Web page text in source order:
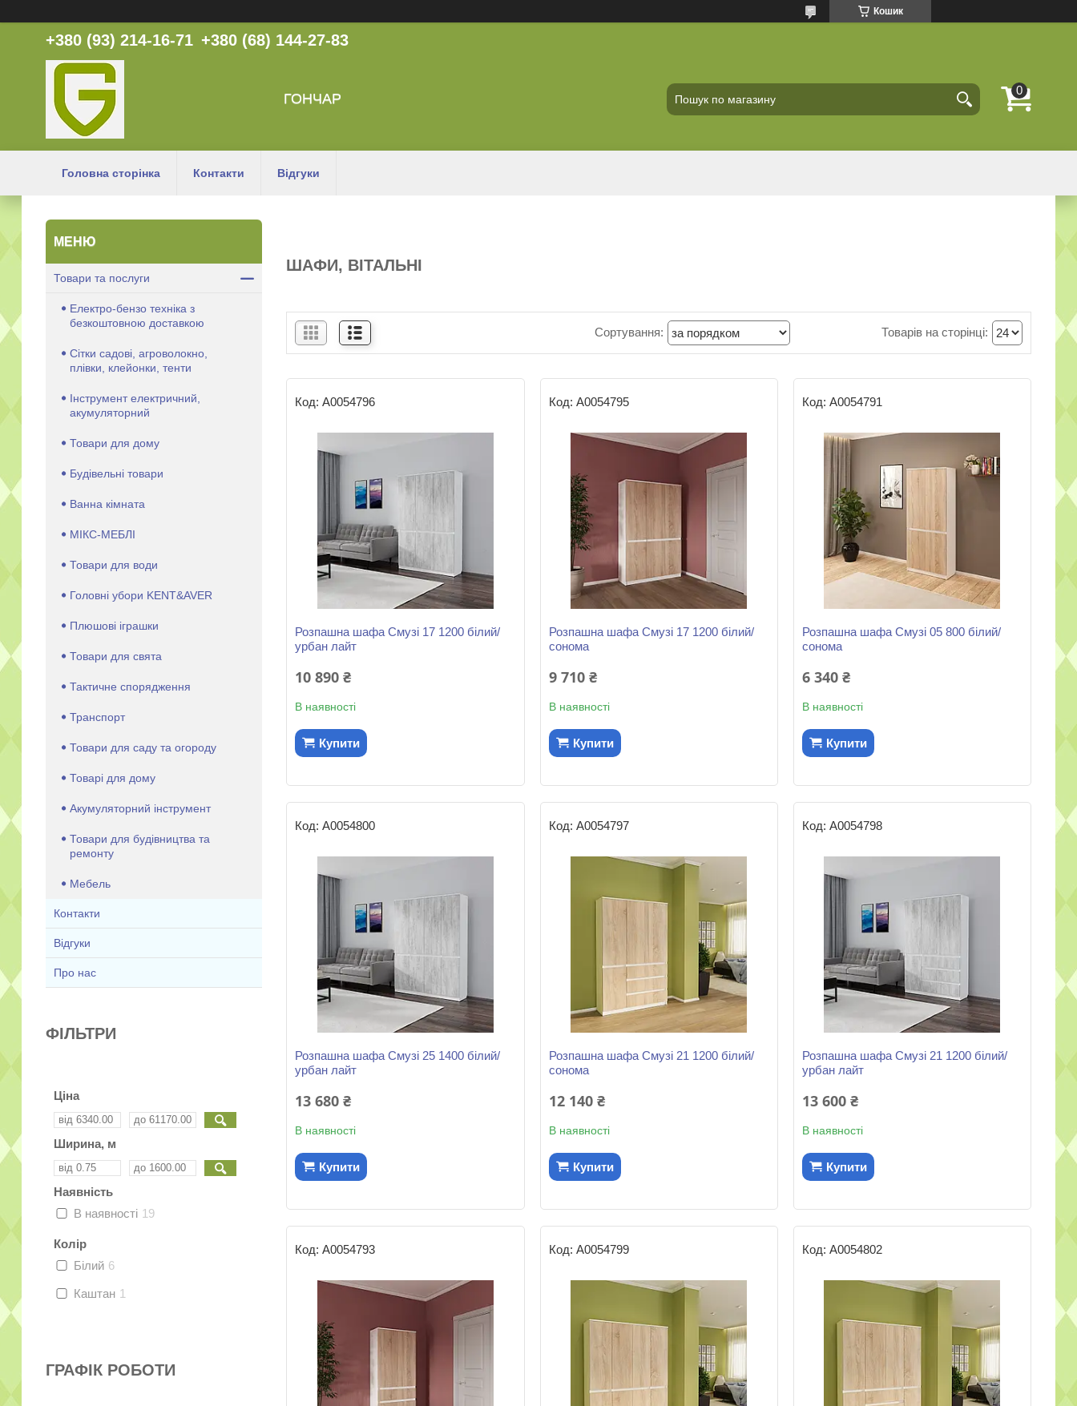
Кошик
+380 (93) 214-16-71 +380 (68) 144-27-83
ГОНЧАР
Головна сторінка Контакти Відгуки
ШАФИ, ВІТАЛЬНІ
А0054796
Розпашна шафа Смузі 17 1200 білий/
урбан лайт
10 890 ₴
В наявності
Купити
А0054795
Розпашна шафа Смузі 17 1200 білий/
сонома
9 710 ₴
В наявності
Купити
А0054791
Розпашна шафа Смузі 05 800 білий/
сонома
6 340 ₴
В наявності
Купити
А0054800
Розпашна шафа Смузі 25 1400 білий/
урбан лайт
13 680 ₴
В наявності
Купити
А0054797
Розпашна шафа Смузі 21 1200 білий/
сонома
12 140 ₴
В наявності
Купити
А0054798
Розпашна шафа Смузі 21 1200 білий/
урбан лайт
13 600 ₴
В наявності
Купити
А0054793 А0054799 А0054802
Товари та послуги
Електро-бензо техніка з
безкоштовною доставкою
Сітки садові, агроволокно,
плівки, клейонки, тенти
Інструмент електричний,
акумуляторний
Товари для дому
Будівельні товари
Ванна кімната
МІКС-МЕБЛІ
Товари для води
Головні убори KENT&AVER
Плюшові іграшки
Товари для свята
Тактичне спорядження
Транспорт
Товари для саду та огороду
Товарі для дому
Акумуляторний інструмент
Товари для будівництва та
ремонту
Мебель
Контакти
Відгуки
Про нас
ФІЛЬТРИ
Ціна
Ширина, м
Наявність
В наявності 19
Колір
Білий 6
Каштан 1
ГРАФІК РОБОТИ